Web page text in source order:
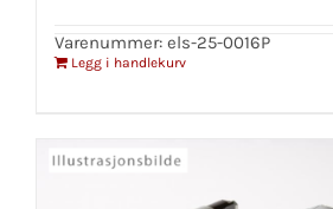
Varenummer: els-25-0016P
Legg i handlekurv